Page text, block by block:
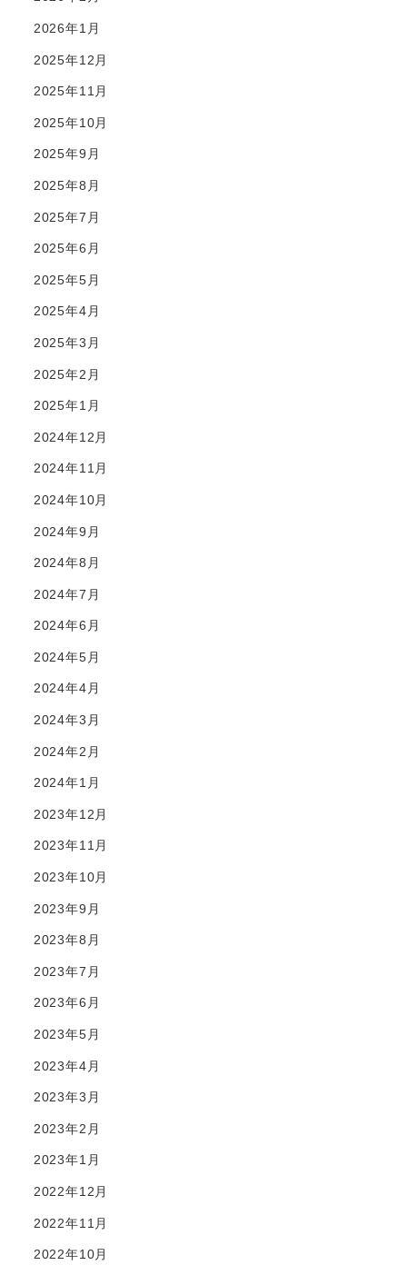
2026年1月
2025年12月
2025年11月
2025年10月
2025年9月
2025年8月
2025年7月
2025年6月
2025年5月
2025年4月
2025年3月
2025年2月
2025年1月
2024年12月
2024年11月
2024年10月
2024年9月
2024年8月
2024年7月
2024年6月
2024年5月
2024年4月
2024年3月
2024年2月
2024年1月
2023年12月
2023年11月
2023年10月
2023年9月
2023年8月
2023年7月
2023年6月
2023年5月
2023年4月
2023年3月
2023年2月
2023年1月
2022年12月
2022年11月
2022年10月